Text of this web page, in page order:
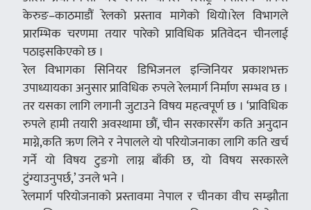
केरुङ–काठमाडौं रेलको प्रस्ताव मागेको थियो।रेल विभागले
प्रारम्भिक चरणमा तयार पारेको प्राविधिक प्रतिवेदन चीनलाई
पठाइसकिएको छ ।
रेल विभागका सिनियर डिभिजनल इन्जिनियर प्रकाशभक्त
उपाध्यायका अनुसार प्राविधिक रुपले रेलमार्ग निर्माण सम्भव छ ।
तर यसका लागि लगानी जुटाउने विषय महत्वपूर्ण छ । ‘प्राविधिक
रुपले हामी तयारी अवस्थामा छौं, चीन सरकारसँग कति अनुदान
माग्ने,कति ऋण लिने र नेपालले यो परियोजनाका लागि कति खर्च
गर्ने यो विषय टुङगो लाग्न बाँकी छ, यो विषय सरकारले
टुंग्याउनुपर्छ,’ उनले भने ।
रेलमार्ग परियोजनाको प्रस्तावमा नेपाल र चीनका वीच सम्झौता